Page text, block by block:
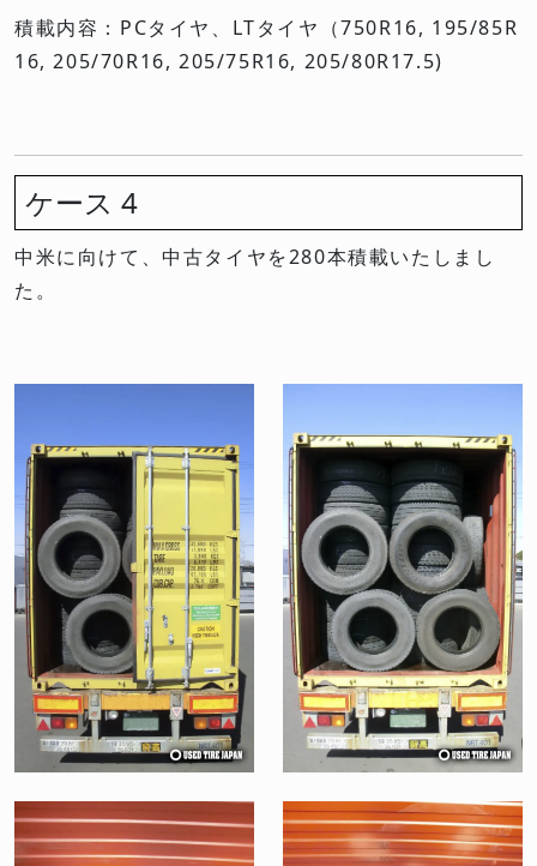
積載内容：PCタイヤ、LTタイヤ（750R16, 195/85R
16, 205/70R16, 205/75R16, 205/80R17.5)
ケース 4
中米に向けて、中古タイヤを280本積載いたしまし
た。